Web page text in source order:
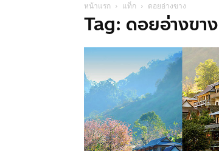
หน้าแรก แท็ก ดอยอ่างขาง
Tag: ดอยอ่างขาง